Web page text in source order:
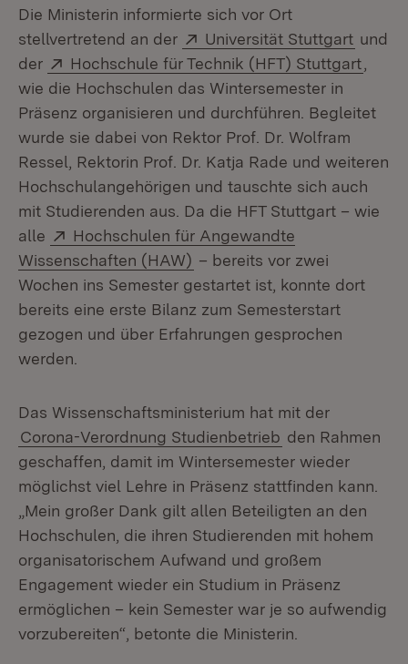
Die Ministerin informierte sich vor Ort
stellvertretend an der
Extern:
Universität Stuttgart und
der
Extern:
Hochschule für Technik (HFT) Stuttgart
wie die Hochschulen das Wintersemester in
Präsenz organisieren und durchführen. Begleitet
wurde sie dabei von Rektor Prof. Dr. Wolfram
Ressel, Rektorin Prof. Dr. Katja Rade und weiteren
Hochschulangehörigen und tauschte sich auch
mit Studierenden aus. Da die HFT Stuttgart – wie
alle
Extern:
Hochschulen für Angewandte
Wissenschaften (HAW) (Öffnet in neuem Fenster)
– bereits vor zwei
Wochen ins Semester gestartet ist, konnte dort
bereits eine erste Bilanz zum Semesterstart
gezogen und über Erfahrungen gesprochen
werden.
Das Wissenschaftsministerium hat mit der
Corona-Verordnung Studienbetrieb den Rahmen
geschaffen, damit im Wintersemester wieder
möglichst viel Lehre in Präsenz stattfinden kann.
„Mein großer Dank gilt allen Beteiligten an den
Hoch­schulen, die ihren Studierenden mit hohem
organisatorischem Aufwand und großem
Engagement wieder ein Studium in Präsenz
ermöglichen – kein Semes­ter war je so aufwendig
vorzubereiten“, betonte die Ministerin.